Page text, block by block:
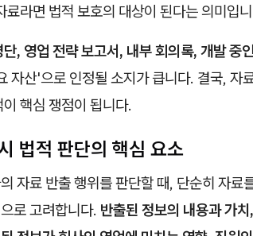
료라면 법적 보호의 대상이 된다는 의미입
단, 영업 전략 보고서, 내부 회의록, 개발 중
자산'으로 인정될 소지가 큽니다. 결국, 자
핵심 쟁점이 됩니다.
법적 판단의 핵심 요소
자료 반출 행위를 판단할 때, 단순히 자료
로 고려합니다. 반출된 정보의 내용과 가